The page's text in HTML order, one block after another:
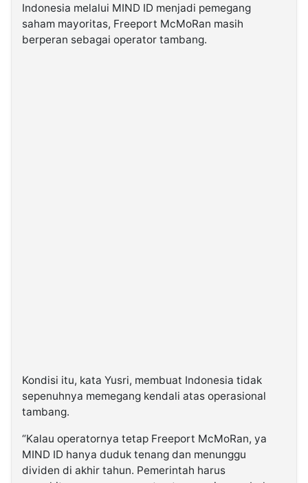
Indonesia melalui MIND ID menjadi pemegang
saham mayoritas, Freeport McMoRan masih
berperan sebagai operator tambang.
Kondisi itu, kata Yusri, membuat Indonesia tidak
sepenuhnya memegang kendali atas operasional
tambang.
“Kalau operatornya tetap Freeport McMoRan, ya
MIND ID hanya duduk tenang dan menunggu
dividen di akhir tahun. Pemerintah harus